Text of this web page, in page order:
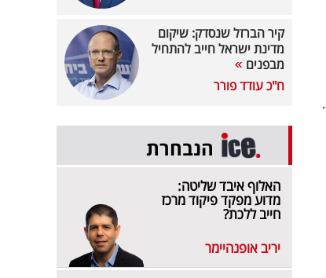
בנק הפועלים, שדיווח על כך רשמית, צפוי לשלם כ-950 מיליון שקל בשנת 2026 ועוד כ-40 מיליון שקל ב-2027.
קיר הברזל שנסדק: שיקום
מדינת ישראל חייב להתחיל
מבפנים
ח"כ עודד פורר
הנבחרת
האלוף איבד שליטה:
מדוע מפקד פיקוד מרכז
חייב ללכת?
יריב אופנהיימר